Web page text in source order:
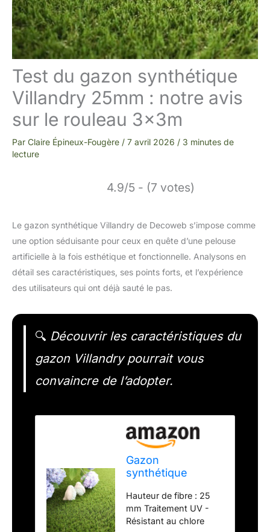
Test du gazon synthétique
Villandry 25mm : notre avis
sur le rouleau 3x3m
Par Claire Épineux-Fougère / 7 avril 2026 / 3 minutes de
lecture
4.9/5 - (7 votes)
Le gazon synthétique Villandry de Decoweb s’impose comme
une option séduisante pour ceux en quête d’une pelouse
artificielle à la fois esthétique et fonctionnelle. Analysons en
détail ses caractéristiques, ses points forts, et l’expérience
des utilisateurs qui ont déjà sauté le pas.
🔍 Découvrir les caractéristiques du
gazon Villandry pourrait vous
convaincre de l’adopter.
Gazon
synthétique
Rouleau de 3.00m
x 3.00m
Hauteur de fibre : 25
mm Traitement UV -
Résistant au chlore